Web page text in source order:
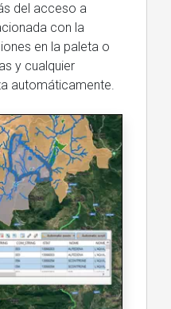
del acceso a
con la
en la paleta o
y cualquier
automáticamente.